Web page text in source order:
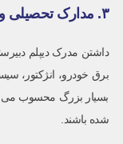
۳. مدارک تحصیلی و فنی‌وحرفه‌ای
داشتن مدرک دیپلم
برق خودرو، انژکتور،
بسیار بزرگ محسوب
شده باشند.